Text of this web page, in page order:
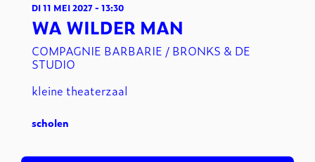
WA WILDER MAN
COMPAGNIE BARBARIE / BRONKS & DE
STUDIO
DI 11 MEI 2027- 13:30
kleine theaterzaal
scholen